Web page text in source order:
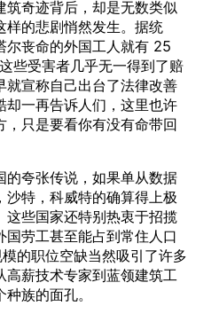
筑奇迹背后，却是无数类似
的悲剧悄然发生。据统
尔丧命的外国工人就有 25
些受害者几乎无一得到了赔
就宣称自己出台了法律改善
却一再告诉人们，这里也许
，只是要看你有没有命带回
的夸张传说，如果单从数据
沙特，科威特的确算得上极
这些国家还特别热衷于招揽
劳工甚至能占到常住人口
的职位空缺当然吸引了许多
高薪技术专家到蓝领建筑工
族的面孔。